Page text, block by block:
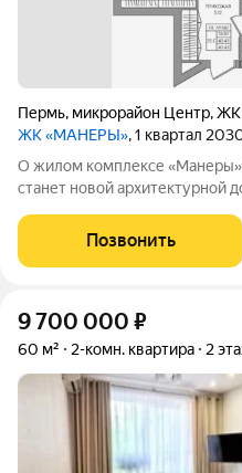
Пермь, микрорайон Центр,ЖК
ЖК «МАНЕРЫ», 1 квартал
О жилом комплексе
станет новой архитектурной
и трехуровневым подземным
новую главу в истории
Позвонить
9 700 000 ₽
60 м² 2-комн. квартира 2